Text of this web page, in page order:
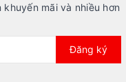
mãi và nhiều hơn
Đăng ký